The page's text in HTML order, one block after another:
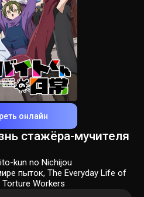
онлайн
стажёра-мучителя
kun no Nichijou
пыток, The Everyday Life of
Workers